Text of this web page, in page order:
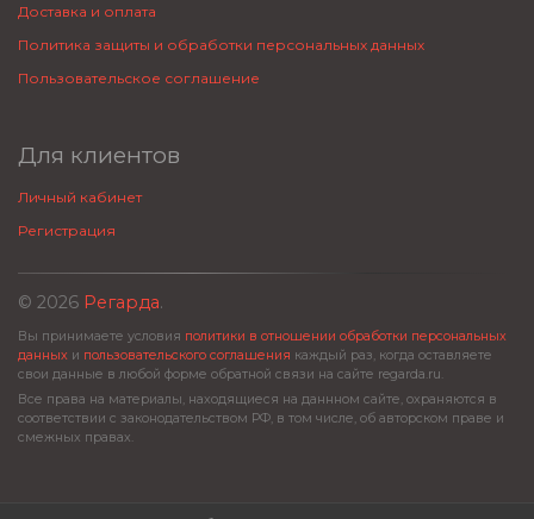
Доставка и оплата
Политика защиты и обработки персональных данных
Пользовательское соглашение
Для клиентов
Личный кабинет
Регистрация
© 2026 Регарда.
Вы принимаете условия политики в отношении обработки персональных
данных и пользовательского соглашения каждый раз, когда оставляете
свои данные в любой форме обратной связи на сайте regarda.ru.
Все права на материалы, находящиеся на даннном сайте, охраняются в
соответствии с законодательством РФ, в том числе, об авторском праве и
смежных правах.